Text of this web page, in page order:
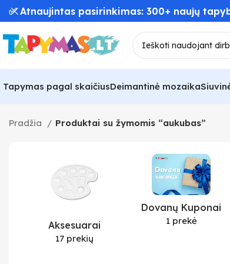
Tapymas pagal skaičiusDeimantinė mozaika
Pradžia Produktai su žymomis “aukubas”
Aksesuarai
17 prekių
Dovanų Kuponai
1 prekė
✅ Atnaujintas pasirinkimas: 300+ naujų